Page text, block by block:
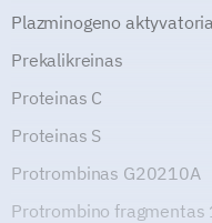
Plazminogeno
Prekalikreinas
Proteinas C
Proteinas S
Protrombinas G20210A
Protrombino fragmentas